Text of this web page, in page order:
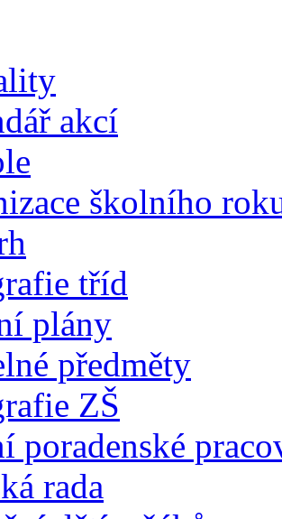
akcí
školního
tříd
plány
předměty
ZŠ
poradenské
rada